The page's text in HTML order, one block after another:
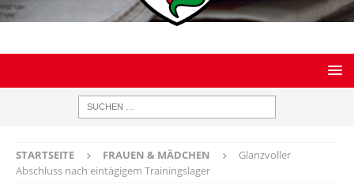
STARTSEITE FRAUEN & MÄDCHEN
Glanzvoller
Abschluss nach eintägigem Trainingslager